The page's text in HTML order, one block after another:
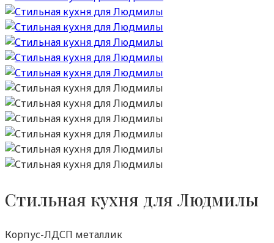
Стильная кухня для Людмилы
Корпус-ЛДСП металлик